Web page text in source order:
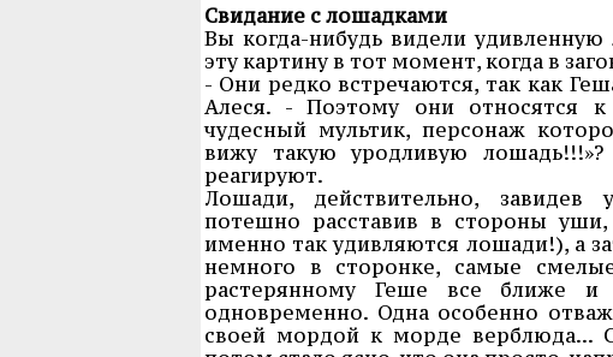
Свидание с лошадками
Вы когда-нибудь видели
эту картину в тот момент, когда в
- Они редко встречаются, так как
Алеся. - Поэтому они относятся
чудесный мультик, персонаж
вижу такую уродливую
реагируют.
Лошади, действительно, завидев
потешно расставив в стороны
именно так удивляются лошади!), а
немного в сторонке, самые
растерянному Геше все ближе
одновременно. Одна особенно
своей мордой к морде верблюда...